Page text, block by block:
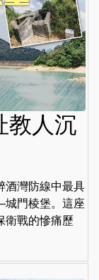
教人沉
酒灣防線中最具
門棱堡。這座
衛戰的慘痛歷